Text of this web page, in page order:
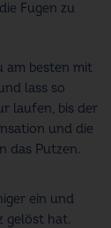
Fugen zu
am besten mit
lass so
laufen, bis der
und die
das Putzen.
ein und
gelöst hat.